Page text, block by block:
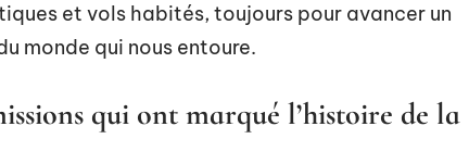
et vols habités, toujours pour avancer un
monde qui nous entoure.
qui ont marqué l’histoire de la